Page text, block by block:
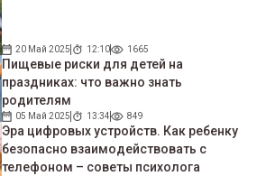
20 Май 2025 12:10 1665
Пищевые риски для детей на
праздниках: что важно знать
родителям
05 Май 2025 13:34 849
Эра цифровых устройств. Как ребенку
безопасно взаимодействовать с
телефоном – советы психолога